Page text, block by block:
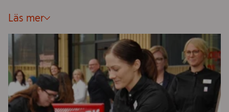
Läs mer